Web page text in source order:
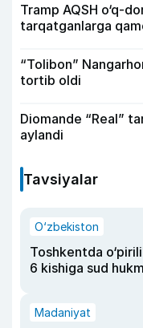
Tramp AQSH o‘q-
tarqatganlarga
“Tolibon”
tortib oldi
Diomande “Real”
aylandi
Tavsiyalar
O‘zbekiston
Toshkentda
6 kishiga sud
Madaniyat